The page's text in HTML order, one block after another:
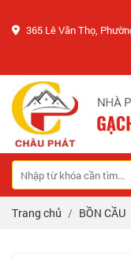
365 Lê Văn Thọ,
Trang chủ BỒN CẦU